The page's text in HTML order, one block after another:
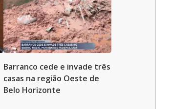
Barranco cede e invade três
casas na região Oeste de
Belo Horizonte